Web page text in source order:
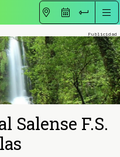
Salense F.S.